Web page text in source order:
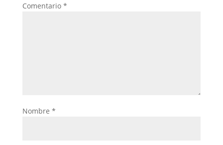
Comentario *
Nombre *